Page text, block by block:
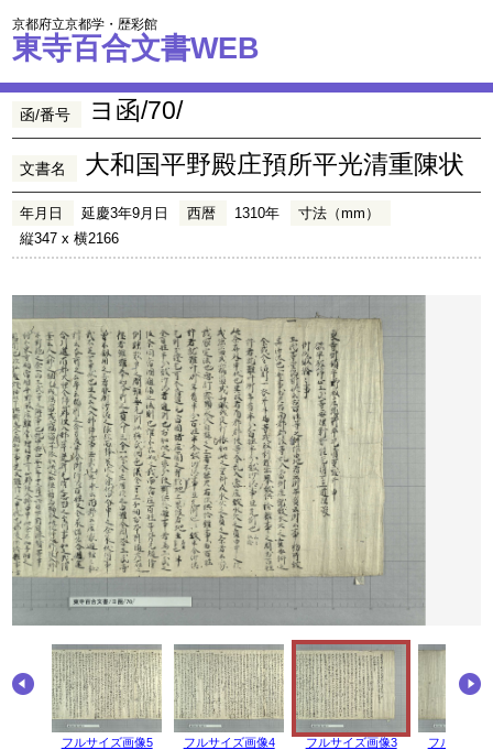
京都府立京都学・歴彩館
東寺百合文書WEB
函/番号 ヨ函/70/
文書名 大和国平野殿庄預所平光清重陳状
年月日 延慶3年9月日 西暦 1310年
寸法（mm）
縦347 x 横2166
フルサイズ画像5 フルサイズ画像4 フルサイズ画像3 フルサイズ